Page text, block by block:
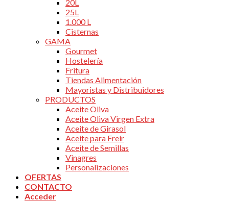
20L
25L
1.000 L
Cisternas
GAMA
Gourmet
Hostelería
Fritura
Tiendas Alimentación
Mayoristas y Distribuidores
PRODUCTOS
Aceite Oliva
Aceite Oliva Virgen Extra
Aceite de Girasol
Aceite para Freír
Aceite de Semillas
Vinagres
Personalizaciones
OFERTAS
CONTACTO
Acceder